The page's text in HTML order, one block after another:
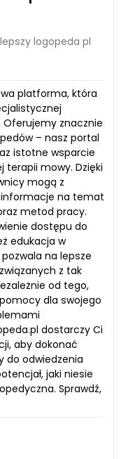
logopeda pl
platforma, która
znacznie
– nasz portal
istotne wsparcie
mowy. Dzięki
mogą z
informacje na temat
metod pracy.
dostępu do
edukacja w
na lepsze
z tak
od tego,
dla swojego
dostarczy Ci
aby dokonać
do odwiedzenia
jaki niesie
Sprawdź,